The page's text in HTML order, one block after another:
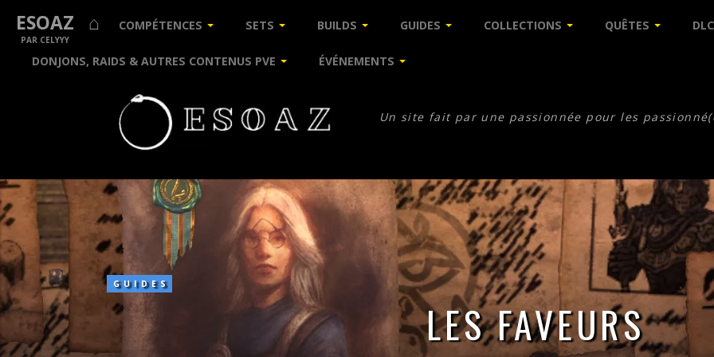
Un site fait par une passionnée pour les
ESOAZ ⌂
PAR CELYYY
COMPÉTENCES SETS BUILDS GUIDES COLLECTIONS QUÊTES
DONJONS, RAIDS & AUTRES CONTENUS PVE ÉVÉNEMENTS
Les
Faveurs
GUIDES
LES FAVEURS